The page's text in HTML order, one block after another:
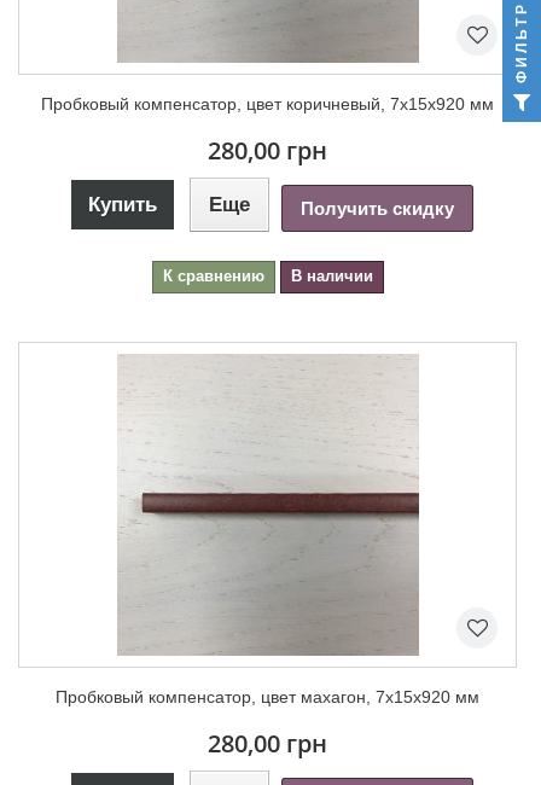
Пробковый компенсатор, цвет коричневый, 7х15х920 мм
280,00 грн
Купить Еще Получить скидку
К сравнению В наличии
Пробковый компенсатор, цвет махагон, 7х15х920 мм
280,00 грн
ФИЛЬТР